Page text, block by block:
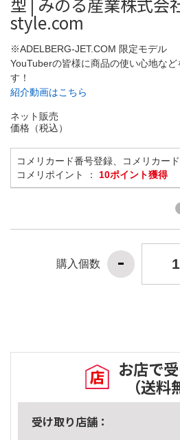
style.com
※ADELBERG-JET.COM 限定モデル
YouTuberの皆様に商品の使い心地な
す！
紹介動画はこちら
ネット販売
価格（税込）
コメリカード番号登録、コメリカー
コメリポイント ： 10ポイント獲得
購入個数
お店で
（送料
受け取り店舗：